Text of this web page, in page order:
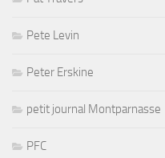
Pete Levin
Peter Erskine
petit journal Montparnasse
PFC